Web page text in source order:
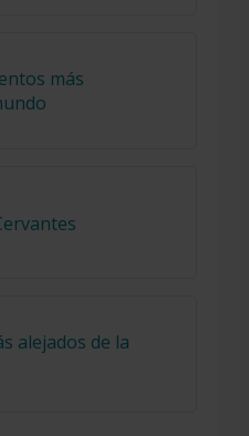
más
alejados de la